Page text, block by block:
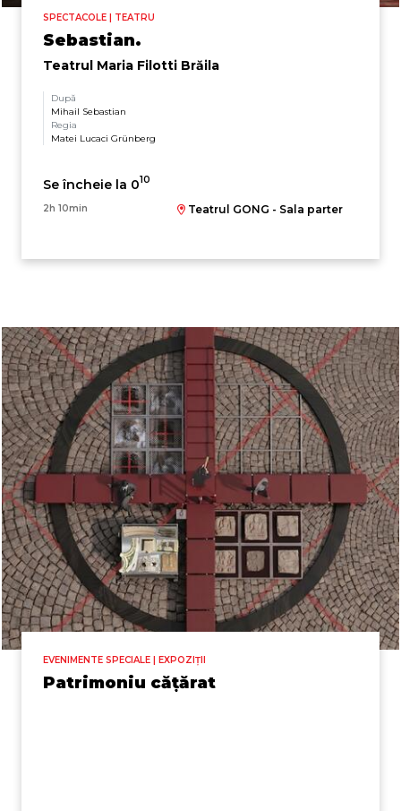
SPECTACOLE | TEATRU
Sebastian.
Teatrul Maria Filotti Brăila
După
Mihail Sebastian
Regia
Matei Lucaci Grünberg
Se încheie la 010
2h 10min Teatrul GONG - Sala parter
EVENIMENTE SPECIALE | EXPOZIȚII
Patrimoniu cățărat